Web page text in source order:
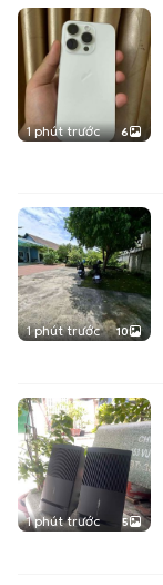
1 phút trước 6
1 phút trước 10
1 phút trước 5